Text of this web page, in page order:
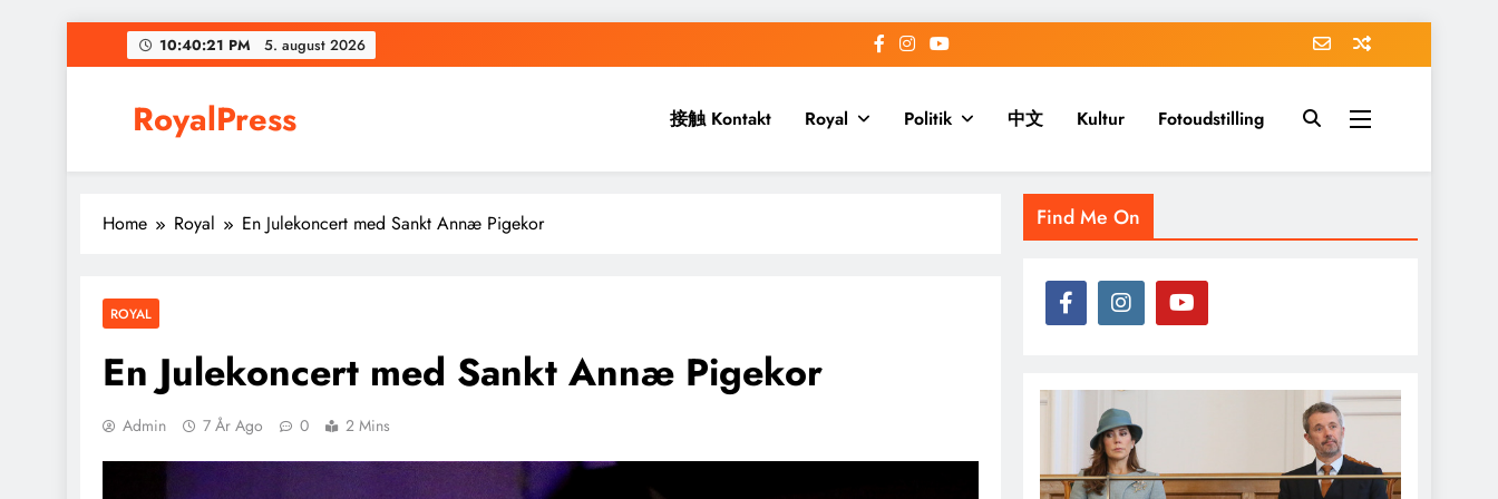
to
10:40:22 PM 5. august
2026
RoyalPress 接触 Kontakt Royal Politik 中文 Kultur Fotoudstilling
Home Royal En Julekoncert med Sankt Annæ Pigekor
ROYAL
En Julekoncert med Sankt Annæ Pigekor
Admin 7 År Ago 0 2 Mins
Find Me On